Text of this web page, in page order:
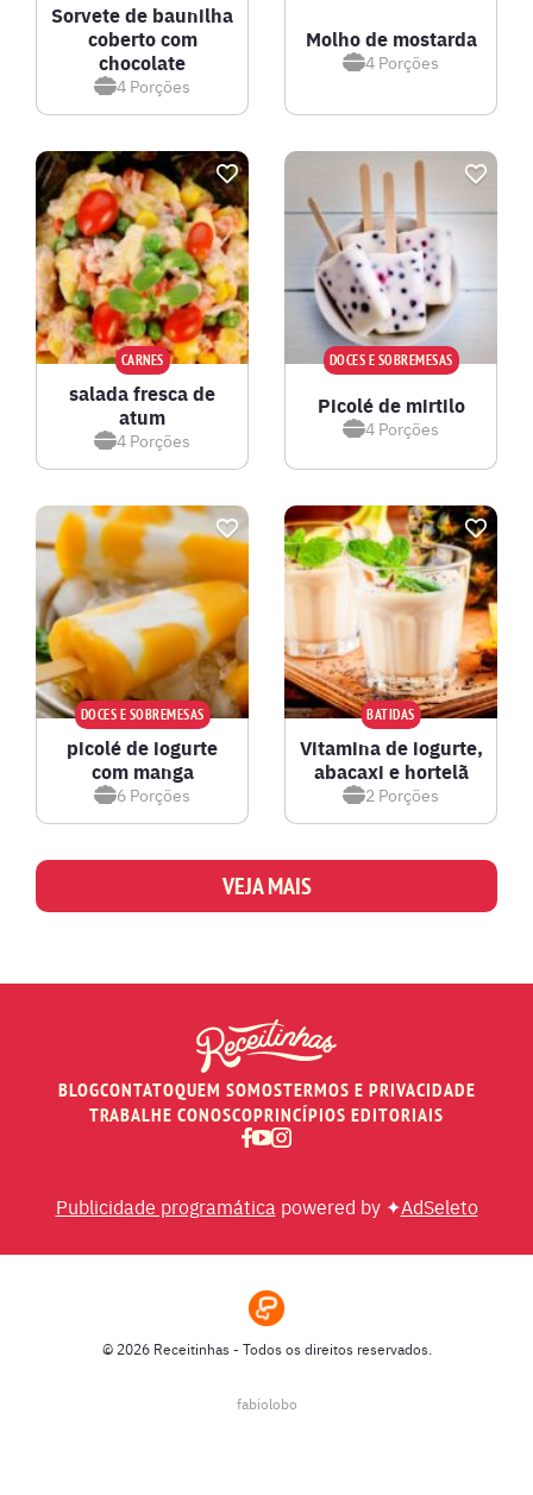
Sorvete de baunilha
coberto com
chocolate
4 Porções
Molho de mostarda
4 Porções
CARNES
salada fresca de
atum
4 Porções
DOCES E SOBREMESAS
Picolé de mirtilo
4 Porções
DOCES E SOBREMESAS
picolé de iogurte
com manga
6 Porções
BATIDAS
Vitamina de iogurte,
abacaxi e hortelã
2 Porções
VEJA MAIS
BLOGCONTATOQUEM SOMOSTERMOS E PRIVACIDADE
TRABALHE CONOSCOPRINCÍPIOS EDITORIAIS
Publicidade programática powered by ✦AdSeleto
© 2026 Receitinhas - Todos os direitos reservados.
fabiolobo